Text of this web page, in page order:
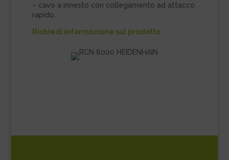
– cavo a innesto con collegamento ad attacco
rapido.
Richiedi informazione sul prodotto